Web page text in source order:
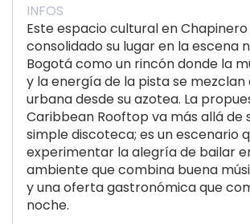
INFOS
Este espacio cultural en
consolidado su lugar en la escena
Bogotá como un rincón donde la
y la energía de la pista se mezclan
urbana desde su azotea. La
Caribbean Rooftop va más allá de
simple discoteca; es un escenario
experimentar la alegría de bailar
ambiente que combina buena
y una oferta gastronómica que
noche.